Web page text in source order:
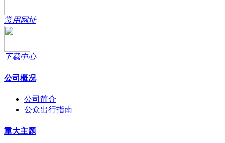
常用网址
下载中心
公司概况
公司简介
公众出行指南
重大主题